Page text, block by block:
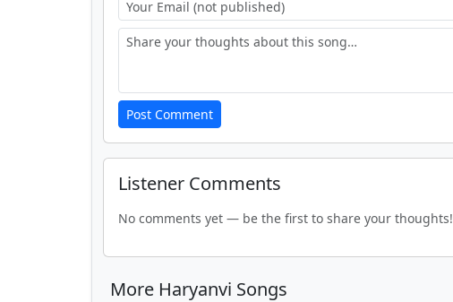
Post Comment
Listener Comments
No comments yet — be the first to share your thoughts!
More Haryanvi Songs